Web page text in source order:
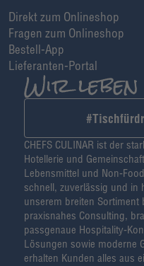
Direkt zum Onlineshop
Fragen zum Onlineshop
Bestell-App
Lieferanten-Portal
CHEFS CULINAR ist der
Hotellerie und
Lebensmittel und Non-
schnell, zuverlässig und in
unserem breiten Sortiment
praxisnahes Consulting,
passgenaue Hospitality-
Lösungen sowie moderne
erhalten Kunden alles aus